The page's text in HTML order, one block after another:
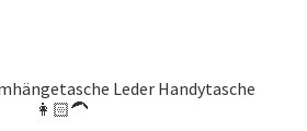
Leder Handytasche
👩🏻‍🦱